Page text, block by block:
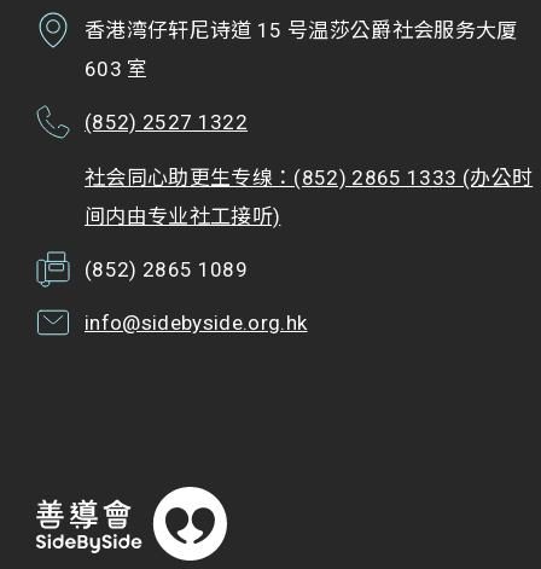
香港湾仔轩尼诗道 15 号温莎公爵社会服务大厦
603 室
(852) 2527 1322
社会同心助更生专缐：(852) 2865 1333 (办公时
间内由专业社工接听)
(852) 2865 1089
info@sidebyside.org.hk